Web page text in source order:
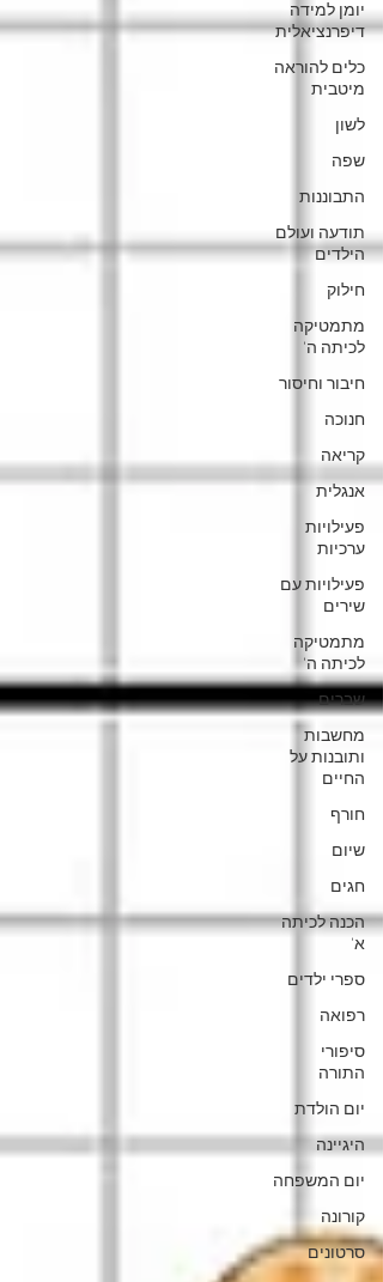
יומן למידה
דיפרנציאלית
כלים להוראה
מיטבית
לשון
שפה
התבוננות
תודעה ועולם
הילדים
חילוק
מתמטיקה
לכיתה ה'
חיבור וחיסור
חנוכה
קריאה
אנגלית
פעילויות
ערכיות
פעילויות עם
שירים
מתמטיקה
לכיתה ה'
שברים
מחשבות
ותובנות על
החיים
חורף
שיום
חגים
הכנה לכיתה
א'
ספרי ילדים
רפואה
סיפורי
התורה
יום הולדת
היגיינה
יום המשפחה
קורונה
סרטונים